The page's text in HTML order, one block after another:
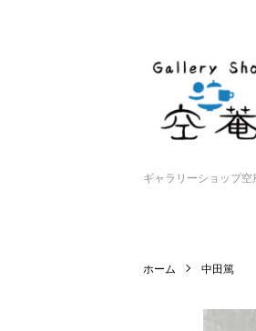
ギャラリーショップ
ホーム 中田篤